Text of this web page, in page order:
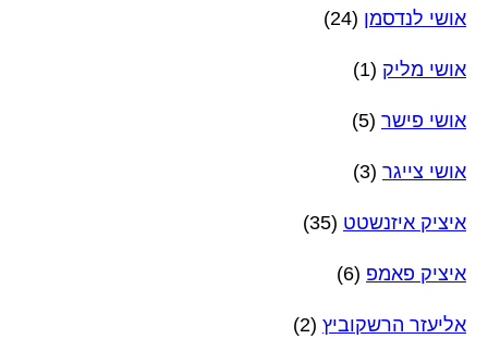
אושי לנדסמן (24)
אושי מליק (1)
אושי פישר (5)
אושי צייגר (3)
איציק איזנשטט (35)
איציק פאמפ (6)
אליעזר הרשקוביץ (2)